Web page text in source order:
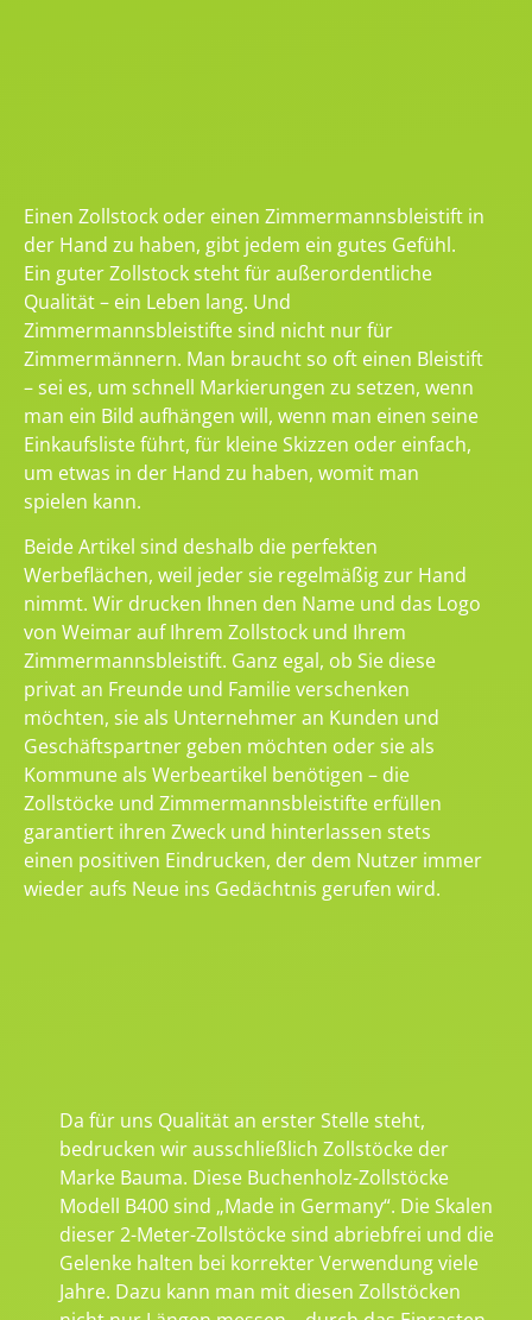
Einen Zollstock oder einen Zimmermannsbleistift in
der Hand zu haben, gibt jedem ein gutes Gefühl.
Ein guter Zollstock steht für außerordentliche
Qualität – ein Leben lang. Und
Zimmermannsbleistifte sind nicht nur für
Zimmermännern. Man braucht so oft einen Bleistift
– sei es, um schnell Markierungen zu setzen, wenn
man ein Bild aufhängen will, wenn man einen seine
Einkaufsliste führt, für kleine Skizzen oder einfach,
um etwas in der Hand zu haben, womit man
spielen kann.
Beide Artikel sind deshalb die perfekten
Werbeflächen, weil jeder sie regelmäßig zur Hand
nimmt. Wir drucken Ihnen den Name und das Logo
von Weimar auf Ihrem Zollstock und Ihrem
Zimmermannsbleistift. Ganz egal, ob Sie diese
privat an Freunde und Familie verschenken
möchten, sie als Unternehmer an Kunden und
Geschäftspartner geben möchten oder sie als
Kommune als Werbeartikel benötigen – die
Zollstöcke und Zimmermannsbleistifte erfüllen
garantiert ihren Zweck und hinterlassen stets
einen positiven Eindrucken, der dem Nutzer immer
wieder aufs Neue ins Gedächtnis gerufen wird.
Da für uns Qualität an erster Stelle steht,
bedrucken wir ausschließlich Zollstöcke der
Marke Bauma. Diese Buchenholz-Zollstöcke
Modell B400 sind „Made in Germany“. Die Skalen
dieser 2-Meter-Zollstöcke sind abriebfrei und die
Gelenke halten bei korrekter Verwendung viele
Jahre. Dazu kann man mit diesen Zollstöcken